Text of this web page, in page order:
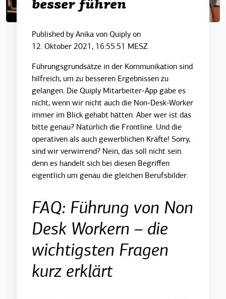
besser führen
Published byAnika von Quiplyon
12. Oktober 2021, 16:55:51 MESZ
Führungsgrundsätze in der Kommunikation sind
hilfreich, um zu besseren Ergebnissen zu
gelangen. Die Quiply Mitarbeiter-App gäbe es
nicht, wenn wir nicht auch die Non-Desk-Worker
immer im Blick gehabt hätten. Aber wer ist das
bitte genau? Natürlich die Frontline. Und die
operativen als auch gewerblichen Kräfte! Sorry,
sind wir verwirrend? Nein, das soll nicht sein.
denn es handelt sich bei diesen Begriffen
eigentlich um genau die gleichen Berufsbilder.
FAQ: Führung von Non
Desk Workern – die
wichtigsten Fragen
kurz erklärt